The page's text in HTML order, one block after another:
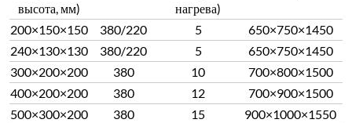
высота, мм)
нагрева)
200×150×150 380/220 5
650×750×1450
240×130×130
380/220 5
650×750×1450
300×200×200
380 10
700×800×1500
400×200×200
380 12
700×900×1500
500×300×200
380 15
900×1000×1550